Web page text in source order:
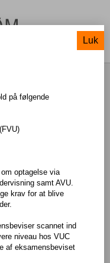
G
dit sprog til situationen.
på følgende
optagelse via
samt AVU.
krav for at blive
scannet ind
niveau hos VUC
af eksamensbeviset
Luk